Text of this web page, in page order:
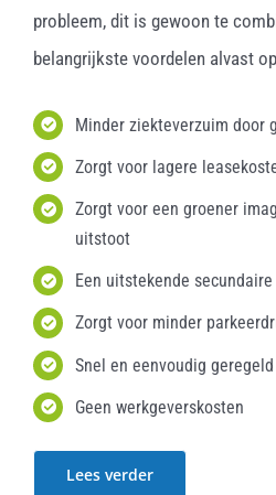
probleem, dit is gewoon te
belangrijkste voordelen alvast
Minder ziekteverzuim door
Zorgt voor lagere
Zorgt voor een groener
uitstoot
Een uitstekende
Zorgt voor minder
Snel en eenvoudig geregeld
Geen werkgeverskosten
Lees verder